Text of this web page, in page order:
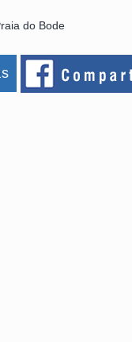
do Bode